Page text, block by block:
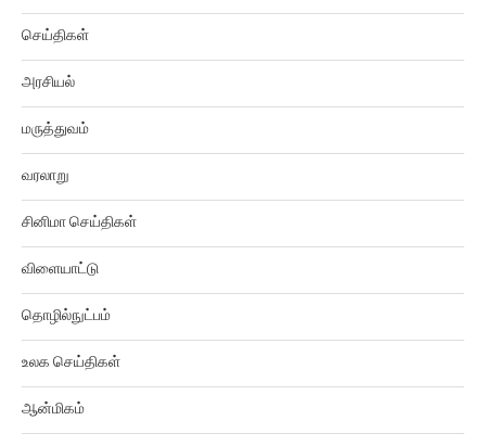
செய்திகள்
அரசியல்
மருத்துவம்
வரலாறு
சினிமா செய்திகள்
விளையாட்டு
தொழில்நுட்பம்
உலக செய்திகள்
ஆன்மிகம்